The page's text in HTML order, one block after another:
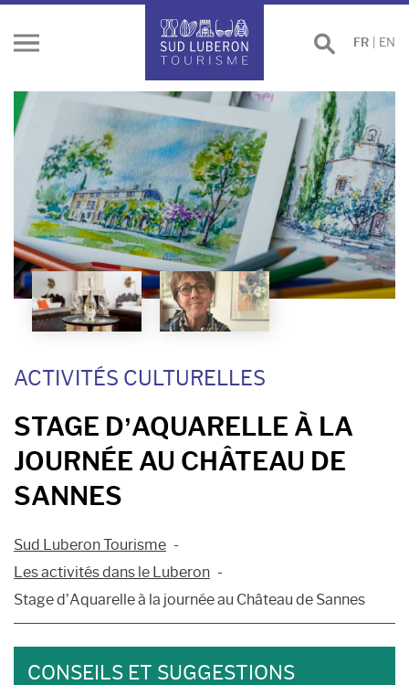
Ouvrir
Effectuer
une
FR EN
ACTIVITÉS CULTURELLES
STAGE D’AQUARELLE À LA
JOURNÉE AU CHÂTEAU DE
SANNES
Sud Luberon Tourisme
Les activités dans le Luberon
Stage d’Aquarelle à la journée au Château de Sannes
CONSEILS ET SUGGESTIONS